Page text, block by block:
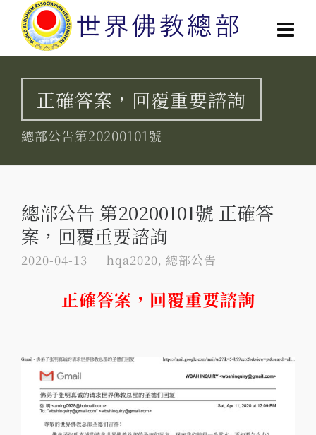
正確答案，回覆重要諮詢
總部公告第20200101號
總部公告 第20200101號 正確答
案，回覆重要諮詢
2020-04-13 hqa2020, 總部公告
正確答案，回覆重要諮詢